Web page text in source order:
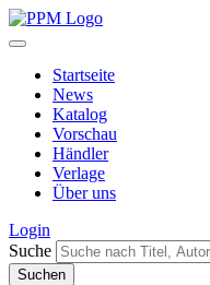
Startseite
News
Katalog
Vorschau
Händler
Verlage
Über uns
Login
Suche